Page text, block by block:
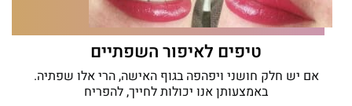
טיפים לאיפור השפתיים
אם יש חלק חושני ויפהפה בגוף האישה, הרי אלו שפתיה.
באמצעותן אנו יכולות לחייך, להפריח